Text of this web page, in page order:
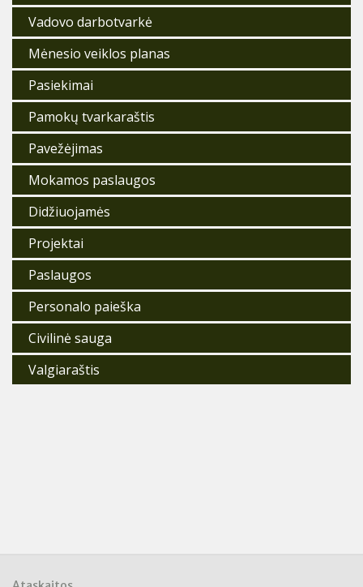
Vadovo darbotvarkė
Mėnesio veiklos planas
Pasiekimai
Pamokų tvarkaraštis
Pavežėjimas
Mokamos paslaugos
Didžiuojamės
Projektai
Paslaugos
Personalo paieška
Civilinė sauga
Valgiaraštis